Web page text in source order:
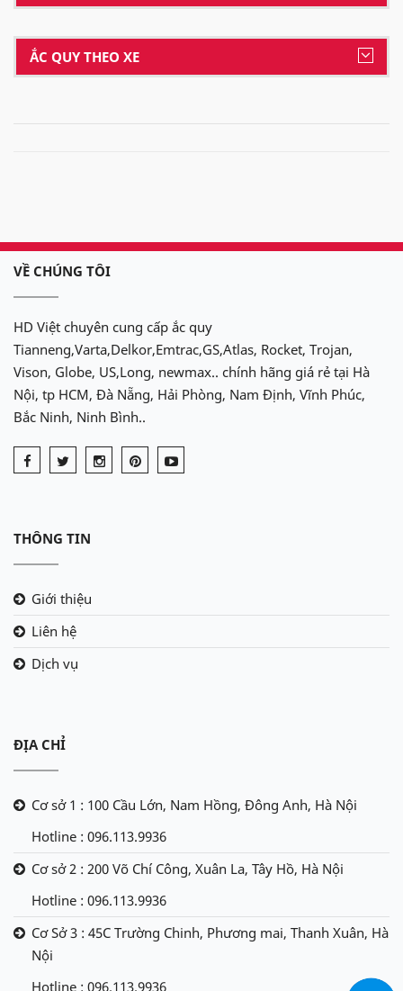
ẮC QUY THEO XE
VỀ CHÚNG TÔI
HD Việt chuyên cung cấp ắc quy
Tianneng,Varta,Delkor,Emtrac,GS,Atlas, Rocket, Trojan,
Vison, Globe, US,Long, newmax.. chính hãng giá rẻ tại Hà
Nội, tp HCM, Đà Nẵng, Hải Phòng, Nam Định, Vĩnh Phúc,
Bắc Ninh, Ninh Bình..
THÔNG TIN
Giới thiệu
Liên hệ
Dịch vụ
ĐỊA CHỈ
Cơ sở 1 : 100 Cầu Lớn, Nam Hồng, Đông Anh, Hà Nội
Hotline : 096.113.9936
Cơ sở 2 : 200 Võ Chí Công, Xuân La, Tây Hồ, Hà Nội
Hotline : 096.113.9936
Cơ Sở 3 : 45C Trường Chinh, Phương mai, Thanh Xuân, Hà
Nội
Hotline : 096.113.9936